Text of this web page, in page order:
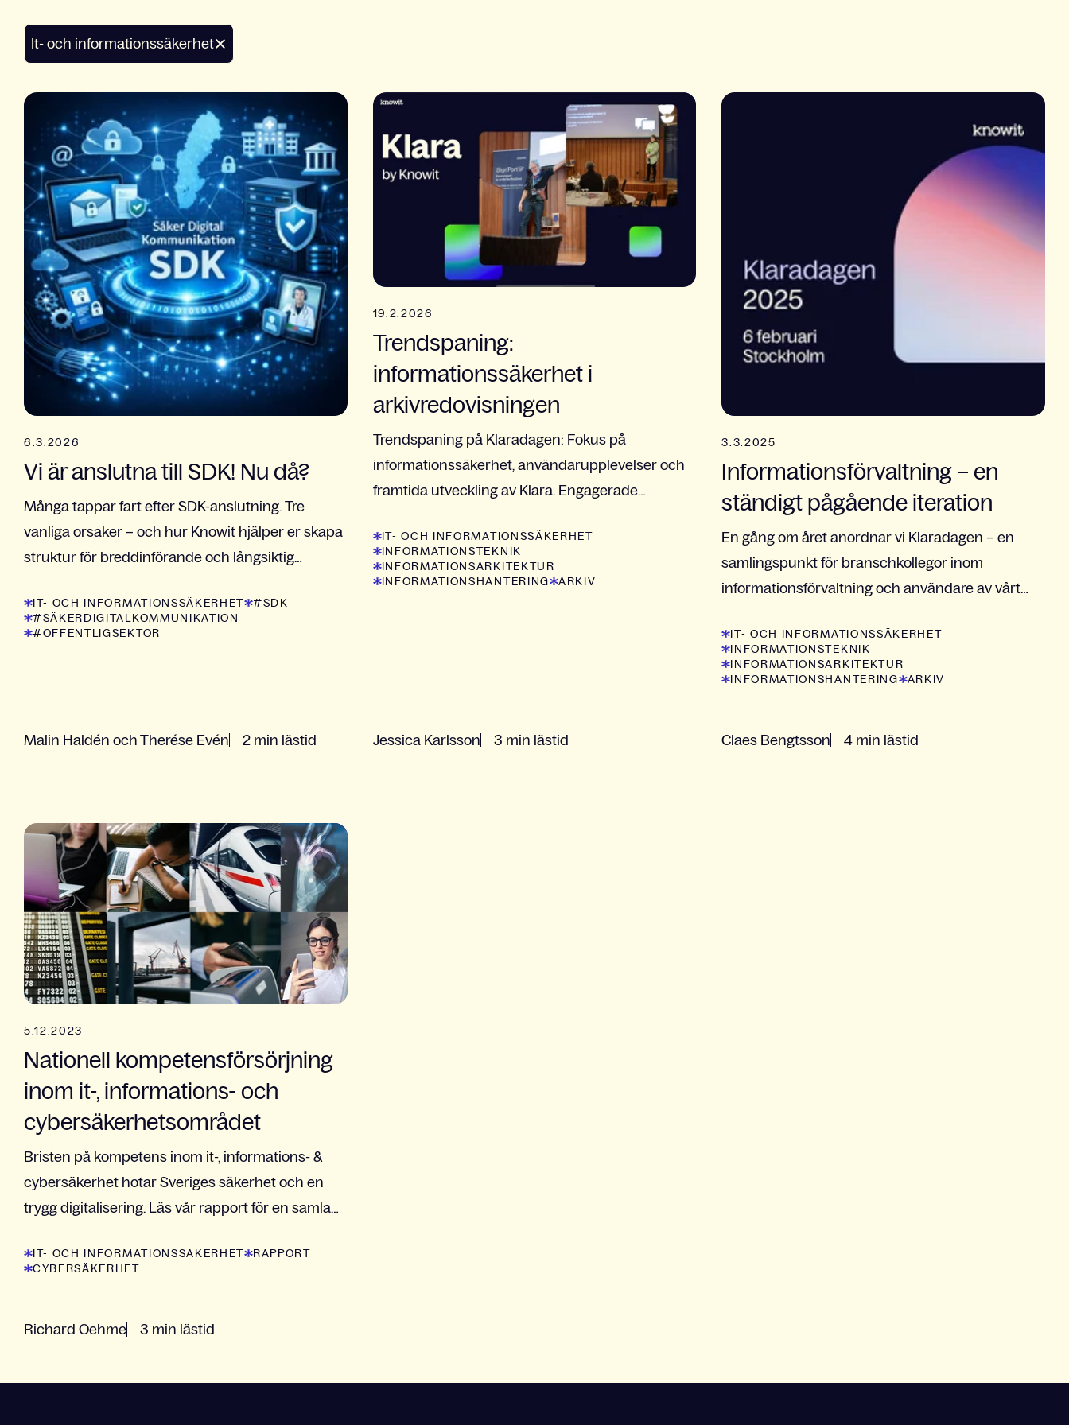
It- och informationssäkerhet
6.3.2026
Vi är anslutna till SDK! Nu då?
Många tappar fart efter SDK-anslutning. Tre
vanliga orsaker – och hur Knowit hjälper er skapa
struktur för breddinförande och långsiktig
IT- OCH INFORMATIONSSÄKERHET
#SDK
#SÄKERDIGITALKOMMUNIKATION
#OFFENTLIGSEKTOR
Malin Haldén och Therése Evén 2 min lästid
19.2.2026
Trendspaning:
informationssäkerhet i
arkivredovisningen
Trendspaning på Klaradagen: Fokus på
informationssäkerhet, användarupplevelser och
framtida utveckling av Klara. Engagerade
IT- OCH INFORMATIONSSÄKERHET
INFORMATIONSTEKNIK
INFORMATIONSARKITEKTUR
INFORMATIONSHANTERING
ARKIV
Jessica Karlsson 3 min lästid
3.3.2025
Informationsförvaltning – en
ständigt pågående iteration
En gång om året anordnar vi Klaradagen – en
samlingspunkt för branschkollegor inom
informationsförvaltning och användare av vårt
upplaga belystes...
IT- OCH INFORMATIONSSÄKERHET
INFORMATIONSTEKNIK
INFORMATIONSARKITEKTUR
INFORMATIONSHANTERING
ARKIV
Claes Bengtsson 4 min lästid
5.12.2023
Nationell kompetensförsörjning
inom it-, informations- och
cybersäkerhetsområdet
Bristen på kompetens inom it-, informations- &
cybersäkerhet hotar Sveriges säkerhet och en
trygg digitalisering. Läs vår rapport för en samlad
IT- OCH INFORMATIONSSÄKERHET
RAPPORT
CYBERSÄKERHET
Richard Oehme 3 min lästid